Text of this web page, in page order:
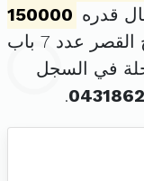
150000
، ويقع مقرها الرئيسي في نهج القصر عدد 7 باب
في السجل
.